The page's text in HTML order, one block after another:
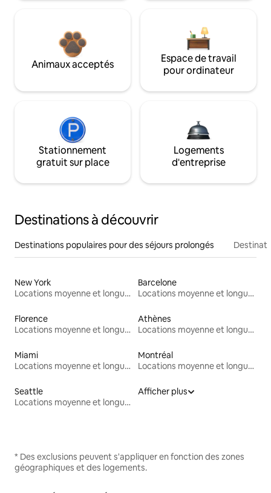
Animaux acceptés
Espace de travail
pour ordinateur
Stationnement
gratuit sur place
Logements
d'entreprise
Destinations à découvrir
Destinations populaires pour des séjours prolongés
New York
Locations moyenne et longue durée
Barcelone
Locations moyenne et longue durée
Florence
Locations moyenne et longue durée
Athènes
Locations moyenne et longue durée
Miami
Locations moyenne et longue durée
Montréal
Locations moyenne et longue durée
Seattle
Locations moyenne et longue durée
Afficher plus
* Des exclusions peuvent s'appliquer en fonction des zones
géographiques et des logements.